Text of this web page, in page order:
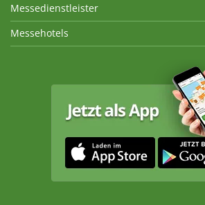
Messedienstleister
Messehotels